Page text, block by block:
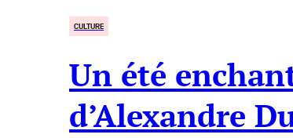
CULTURE
Un été
d’Alexandre